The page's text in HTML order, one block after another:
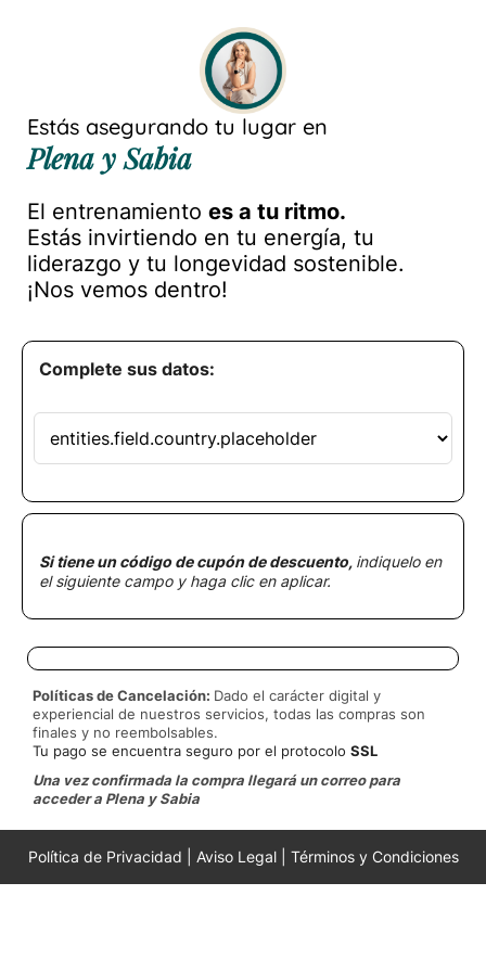
Estás asegurando tu lugar en
Plena y Sabia
El entrenamiento es a tu ritmo.
Estás invirtiendo en tu energía, tu
liderazgo y tu longevidad sostenible.
¡Nos vemos dentro!
Complete sus datos:
Si tiene un código de cupón de descuento, indiquelo en
el siguiente campo y haga clic en aplicar.
Políticas de Cancelación: Dado el carácter digital y
experiencial de nuestros servicios, todas las compras son
finales y no reembolsables.
Tu pago se encuentra seguro por el protocolo SSL
Una vez confirmada la compra llegará un correo para
acceder a Plena y Sabia
Política de Privacidad Aviso Legal| Términos y Condiciones